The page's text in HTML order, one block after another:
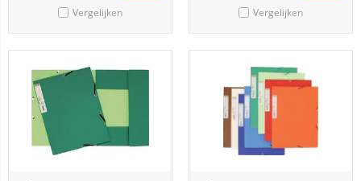
Vergelijken Vergelijken